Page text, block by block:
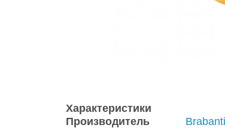
Характеристики
Производитель